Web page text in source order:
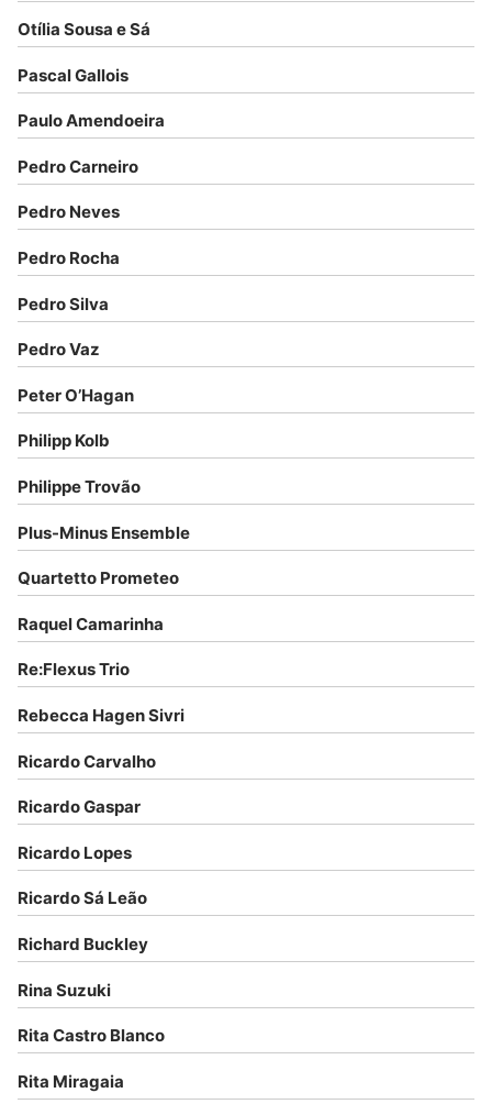
Otília Sousa e Sá
Pascal Gallois
Paulo Amendoeira
Pedro Carneiro
Pedro Neves
Pedro Rocha
Pedro Silva
Pedro Vaz
Peter O’Hagan
Philipp Kolb
Philippe Trovão
Plus-Minus Ensemble
Quartetto Prometeo
Raquel Camarinha
Re:Flexus Trio
Rebecca Hagen Sivri
Ricardo Carvalho
Ricardo Gaspar
Ricardo Lopes
Ricardo Sá Leão
Richard Buckley
Rina Suzuki
Rita Castro Blanco
Rita Miragaia